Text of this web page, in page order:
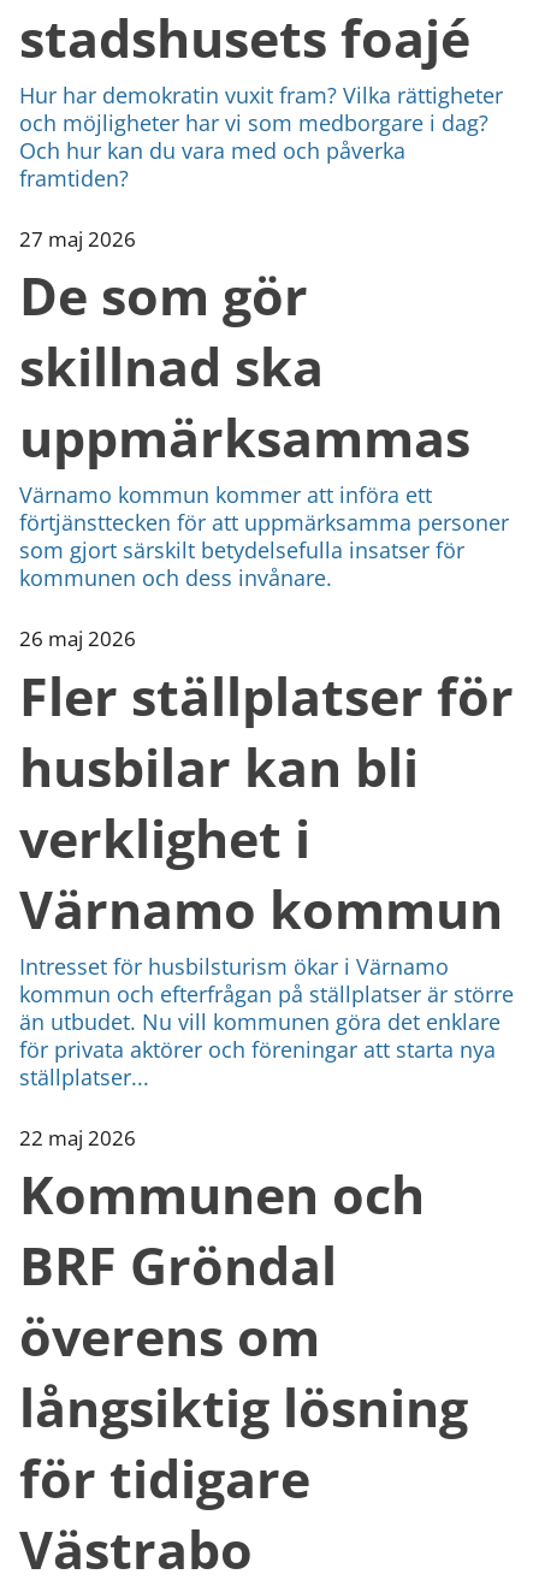
stadshusets foajé
Hur har demokratin vuxit fram? Vilka rättigheter
och möjligheter har vi som medborgare i dag?
Och hur kan du vara med och påverka
framtiden?
27 maj 2026
De som gör
skillnad ska
uppmärksammas
Värnamo kommun kommer att införa ett
förtjänsttecken för att uppmärksamma personer
som gjort särskilt betydelsefulla insatser för
kommunen och dess invånare.
26 maj 2026
Fler ställplatser för
husbilar kan bli
verklighet i
Värnamo kommun
Intresset för husbilsturism ökar i Värnamo
kommun och efterfrågan på ställplatser är större
än utbudet. Nu vill kommunen göra det enklare
för privata aktörer och föreningar att starta nya
ställplatser...
22 maj 2026
Kommunen och
BRF Gröndal
överens om
långsiktig lösning
för tidigare
Västrabo